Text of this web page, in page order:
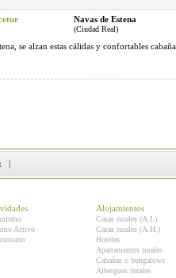
Navas de Estena
(Ciudad Real)
se alzan estas cálidas y confortables
|
Activo
Alojamientos
Casas rurales (A.I.)
Casas rurales (A.H.)
Hoteles
Apartamentos rurales
Cabañas o bungalows
Albergues rurales